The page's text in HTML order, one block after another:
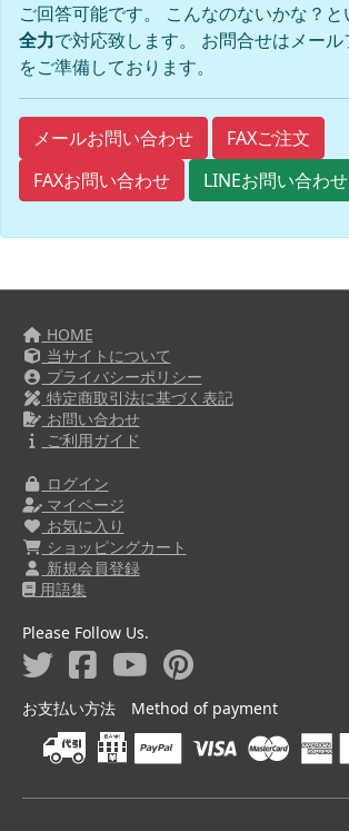
ご回答可能です。 こんなのないかな？
全力で対応致します。 お問合せはメール
をご準備しております。
メールお問い合わせ
FAXご注文
FAXお問い合わせ
LINEお問い合わせ
HOME
当サイトについて
プライバシーポリシー
特定商取引法に基づく表記
お問い合わせ
ご利用ガイド
ログイン
マイページ
お気に入り
ショッピングカート
新規会員登録
用語集
Please Follow Us.
お支払い方法 Method of payment